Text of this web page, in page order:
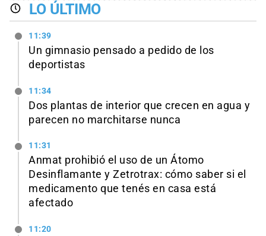
LO ÚLTIMO
11:39
Un gimnasio pensado a pedido de los
deportistas
11:34
Dos plantas de interior que crecen en agua y
parecen no marchitarse nunca
11:31
Anmat prohibió el uso de un Átomo
Desinflamante y Zetrotrax: cómo saber si el
medicamento que tenés en casa está
afectado
11:20